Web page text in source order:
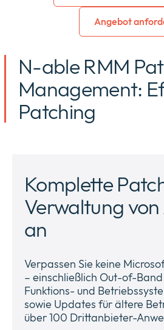
Angebot
N-able RMM
Management:
Patching
Komplette
Verwaltung
an
Verpassen Sie keine
– einschließlich Out-of-
Funktions- und
sowie Updates für ältere
über 100 Drittanbieter-